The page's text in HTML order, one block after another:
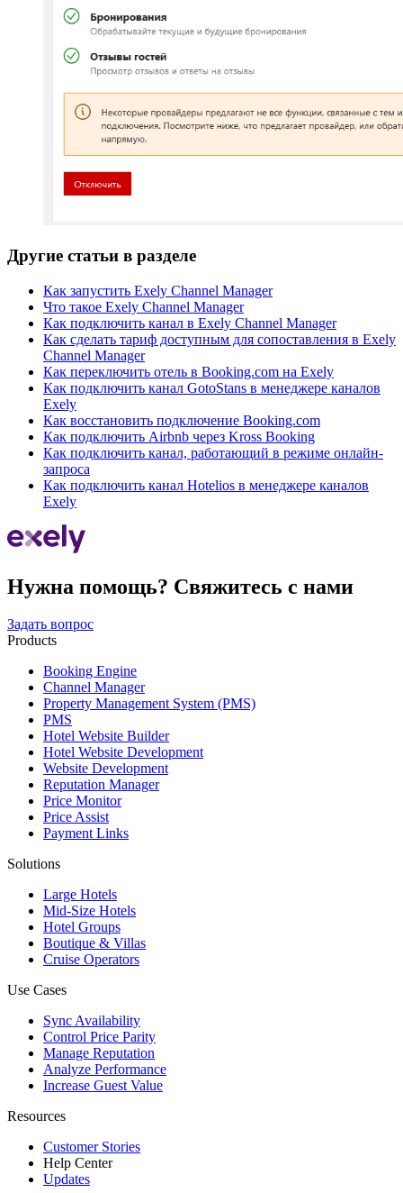
Другие статьи в разделе
Как запустить Exely Channel Manager
Что такое Exely Channel Manager
Как подключить канал в Exely Channel Manager
Как сделать тариф доступным для сопоставления в Exely
Channel Manager
Как переключить отель в Booking.com на Exely
Как подключить канал GotoStans в менеджере каналов
Exely
Как восстановить подключение Booking.com
Как подключить Airbnb через Kross Booking
Как подключить канал, работающий в режиме онлайн-
запроса
Как подключить канал Hotelios в менеджере каналов
Exely
Нужна помощь? Свяжитесь с нами
Задать вопрос
Products
Booking Engine
Channel Manager
Property Management System (PMS)
PMS
Hotel Website Builder
Hotel Website Development
Website Development
Reputation Manager
Price Monitor
Price Assist
Payment Links
Solutions
Large Hotels
Mid-Size Hotels
Hotel Groups
Boutique & Villas
Cruise Operators
Use Cases
Sync Availability
Control Price Parity
Manage Reputation
Analyze Performance
Increase Guest Value
Resources
Customer Stories
Help Center
Updates